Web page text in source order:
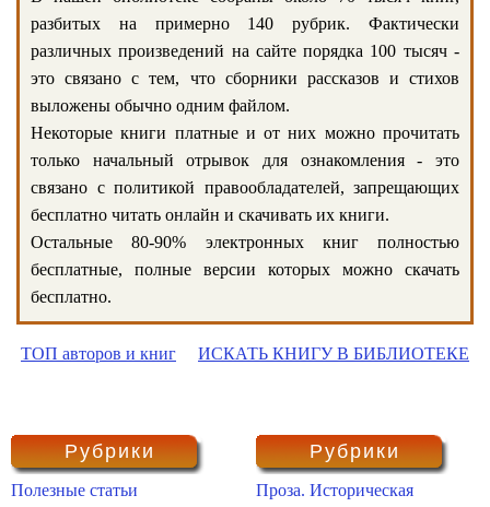
разбитых на примерно 140 рубрик. Фактически
различных произведений на сайте порядка 100 тысяч -
это связано с тем, что сборники рассказов и стихов
выложены обычно одним файлом.
Некоторые книги платные и от них можно прочитать
только начальный отрывок для ознакомления - это
связано с политикой правообладателей, запрещающих
бесплатно читать онлайн и скачивать их книги.
Остальные 80-90% электронных книг полностью
бесплатные, полные версии которых можно скачать
бесплатно.
ТОП авторов и книг ИСКАТЬ КНИГУ В БИБЛИОТЕКЕ
Рубрики
Полезные статьи
Рубрики
Проза. Историческая